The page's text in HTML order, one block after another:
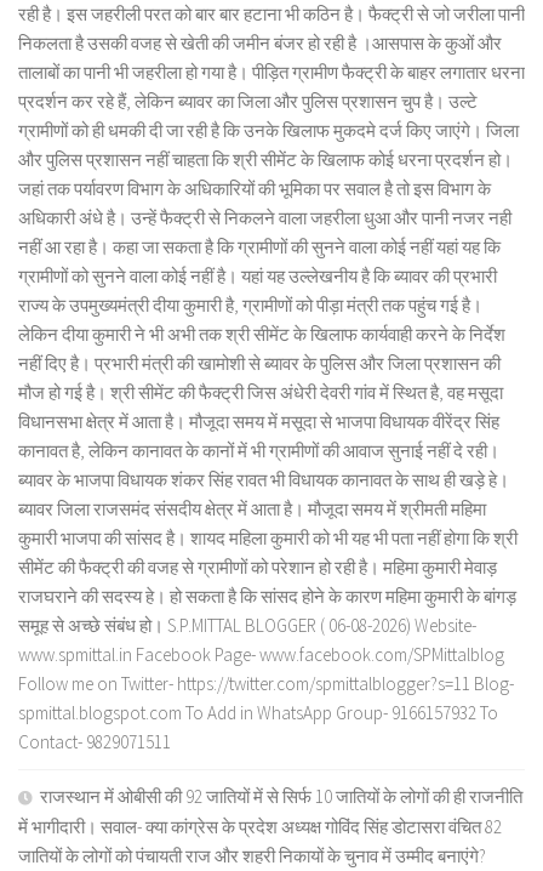
रही है। इस जहरीली परत को बार बार हटाना भी कठिन है। फैक्ट्री से जो जरीला पानी
निकलता है उसकी वजह से खेती की जमीन बंजर हो रही है ।आसपास के कुओं और
तालाबों का पानी भी जहरीला हो गया है। पीड़ित ग्रामीण फैक्ट्री के बाहर लगातार धरना
प्रदर्शन कर रहे हैं, लेकिन ब्यावर का जिला और पुलिस प्रशासन चुप है। उल्टे
ग्रामीणों को ही धमकी दी जा रही है कि उनके खिलाफ मुकदमे दर्ज किए जाएंगे। जिला
और पुलिस प्रशासन नहीं चाहता कि श्री सीमेंट के खिलाफ कोई धरना प्रदर्शन हो।
जहां तक पर्यावरण विभाग के अधिकारियों की भूमिका पर सवाल है तो इस विभाग के
अधिकारी अंधे है। उन्हें फैक्ट्री से निकलने वाला जहरीला धुआ और पानी नजर नही
नहीं आ रहा है। कहा जा सकता है कि ग्रामीणों की सुनने वाला कोई नहीं यहां यह कि
ग्रामीणों को सुनने वाला कोई नहीं है। यहां यह उल्लेखनीय है कि ब्यावर की प्रभारी
राज्य के उपमुख्यमंत्री दीया कुमारी है, ग्रामीणों को पीड़ा मंत्री तक पहुंच गई है।
लेकिन दीया कुमारी ने भी अभी तक श्री सीमेंट के खिलाफ कार्यवाही करने के निर्देश
नहीं दिए है। प्रभारी मंत्री की खामोशी से ब्यावर के पुलिस और जिला प्रशासन की
मौज हो गई है। श्री सीमेंट की फैक्ट्री जिस अंधेरी देवरी गांव में स्थित है, वह मसूदा
विधानसभा क्षेत्र में आता है। मौजूदा समय में मसूदा से भाजपा विधायक वीरेंद्र सिंह
कानावत है, लेकिन कानावत के कानों में भी ग्रामीणों की आवाज सुनाई नहीं दे रही।
ब्यावर के भाजपा विधायक शंकर सिंह रावत भी विधायक कानावत के साथ ही खड़े हे।
ब्यावर जिला राजसमंद संसदीय क्षेत्र में आता है। मौजूदा समय में श्रीमती महिमा
कुमारी भाजपा की सांसद है। शायद महिला कुमारी को भी यह भी पता नहीं होगा कि श्री
सीमेंट की फैक्ट्री की वजह से ग्रामीणों को परेशान हो रही है। महिमा कुमारी मेवाड़
राजघराने की सदस्य हे। हो सकता है कि सांसद होने के कारण महिमा कुमारी के बांगड़
समूह से अच्छे संबंध हो। S.P.MITTAL BLOGGER ( 06-08-2026) Website-
www.spmittal.in Facebook Page- www.facebook.com/SPMittalblog
Follow me on Twitter- https://twitter.com/spmittalblogger?s=11 Blog-
spmittal.blogspot.com To Add in WhatsApp Group- 9166157932 To
Contact- 9829071511
राजस्थान में ओबीसी की 92 जातियों में से सिर्फ 10 जातियों के लोगों की ही राजनीति
में भागीदारी। सवाल- क्या कांग्रेस के प्रदेश अध्यक्ष गोविंद सिंह डोटासरा वंचित 82
जातियों के लोगों को पंचायती राज और शहरी निकायों के चुनाव में उम्मीद बनाएंगे?